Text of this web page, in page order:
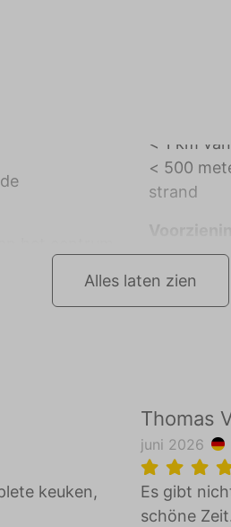
< 500
strand
Alles laten zien
keuken,
Thomas
juni 2026
Es gibt
schöne